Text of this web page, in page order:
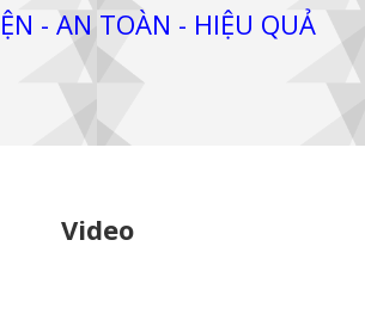
- AN TOÀN - HIỆU QUẢ
Video